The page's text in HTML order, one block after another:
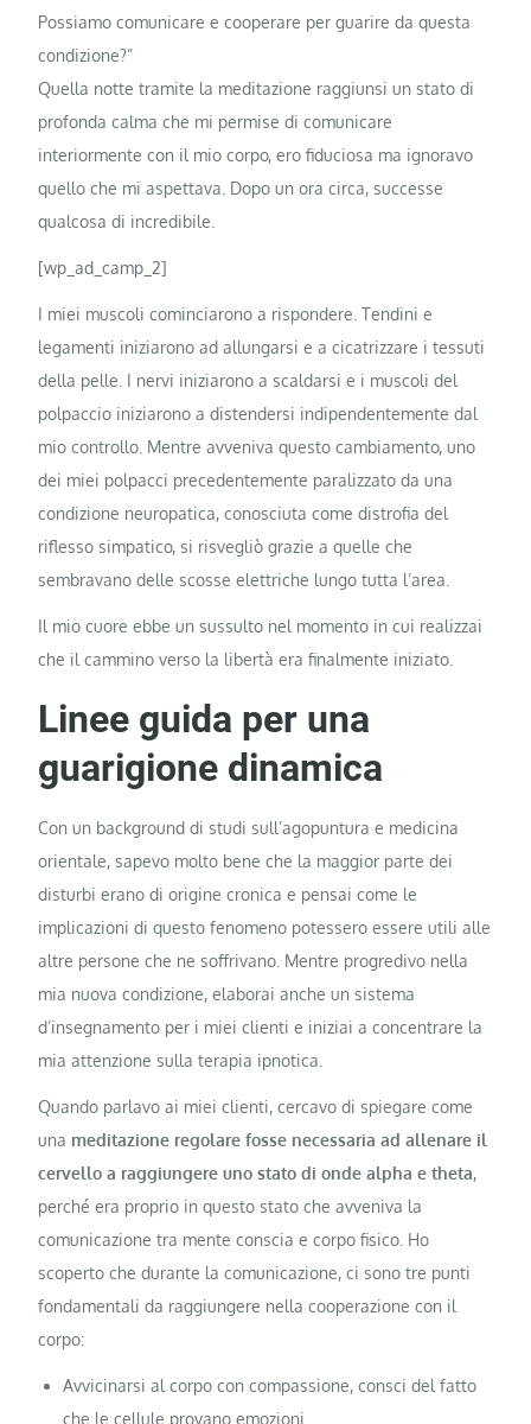
Possiamo comunicare e cooperare per guarire da questa
condizione?”
Quella notte tramite la meditazione raggiunsi un stato di
profonda calma che mi permise di comunicare
interiormente con il mio corpo, ero fiduciosa ma ignoravo
quello che mi aspettava. Dopo un ora circa, successe
qualcosa di incredibile.
[wp_ad_camp_2]
I miei muscoli cominciarono a rispondere. Tendini e
legamenti iniziarono ad allungarsi e a cicatrizzare i tessuti
della pelle. I nervi iniziarono a scaldarsi e i muscoli del
polpaccio iniziarono a distendersi indipendentemente dal
mio controllo. Mentre avveniva questo cambiamento, uno
dei miei polpacci precedentemente paralizzato da una
condizione neuropatica, conosciuta come distrofia del
riflesso simpatico, si risvegliò grazie a quelle che
sembravano delle scosse elettriche lungo tutta l’area.
Il mio cuore ebbe un sussulto nel momento in cui realizzai
che il cammino verso la libertà era finalmente iniziato.
Linee guida per una
guarigione dinamica
Con un background di studi sull’agopuntura e medicina
orientale, sapevo molto bene che la maggior parte dei
disturbi erano di origine cronica e pensai come le
implicazioni di questo fenomeno potessero essere utili alle
altre persone che ne soffrivano. Mentre progredivo nella
mia nuova condizione, elaborai anche un sistema
d’insegnamento per i miei clienti e iniziai a concentrare la
mia attenzione sulla terapia ipnotica.
Quando parlavo ai miei clienti, cercavo di spiegare come
una meditazione regolare fosse necessaria ad allenare il
cervello a raggiungere uno stato di onde alpha e theta,
perché era proprio in questo stato che avveniva la
comunicazione tra mente conscia e corpo fisico. Ho
scoperto che durante la comunicazione, ci sono tre punti
fondamentali da raggiungere nella cooperazione con il
corpo:
Avvicinarsi al corpo con compassione, consci del fatto
che le cellule provano emozioni.